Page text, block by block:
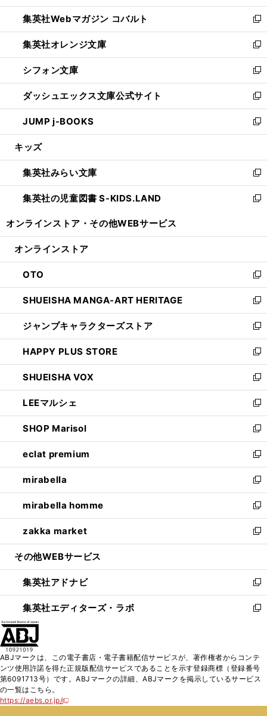
開
く
ウ
で
開
く
ン
ド
ウ
で
開
く
ウ
ィ
ン
ド
ウ
で
開
く
集英社Webマガジン コバルト
新
し
い
ウ
ィ
ン
ド
ウ
で
開
集英社オレンジ文庫
新
し
い
ウ
ィ
ン
ド
ウ
開
く
シフォン文庫
新
し
い
ウ
ィ
ン
ウ
で
開
く
ダッシュエックス文庫公式サイト
新
し
い
ウ
ン
ド
ウ
で
JUMP j-BOOKS
新
し
ウ
ィ
ン
ド
開
キッズ
集英社みらい文庫
新
し
い
ン
ウ
で
開
く
集英社の児童図書 S-KIDS.LAND
新
ウ
ン
ド
ウ
で
開
く
オンラインストア・ その他WEBサービス
オンラインストア
OTO
新
し
い
ウ
ィ
ン
ド
ウ
で
開
く
SHUEISHA MANGA-ART HERITAGE
新
し
い
ウ
ィ
ン
ド
ウ
で
開
く
ジャンプキャラクターズストア
新
し
い
ウ
ィ
ン
ド
ウ
で
開
く
HAPPY PLUS STORE
新
し
い
ウ
ィ
ン
ド
ウ
で
開
く
SHUEISHA VOX
新
し
い
ウ
ィ
ン
ド
ウ
で
開
く
LEEマルシェ
新
し
い
ウ
ィ
ン
ド
ウ
で
開
く
SHOP Marisol
新
し
い
ウ
ィ
ン
ド
ウ
で
開
eclat premium
新
し
い
ウ
ィ
ン
ド
ウ
開
く
mirabella
新
し
い
ウ
ィ
ン
ウ
で
開
く
mirabella homme
新
し
い
ウ
ン
ド
ウ
で
zakka market
新
し
ウ
ィ
ン
ド
く
その他WEBサービス
集英社アドナビ
新
し
い
ド
ウ
で
集英社エディターズ・ラボ
新
ィ
ン
ド
ABJマークは、この電子書店・電子書籍配信サービスが、著作権者からコンテ
ンツ使用許諾を得た正規版配信サービスであることを示す登録商標（登録番号
第6091713号）です。ABJマークの詳細、ABJマークを掲示しているサービス
の一覧はこちら。
https://aebs.or.jp/
新